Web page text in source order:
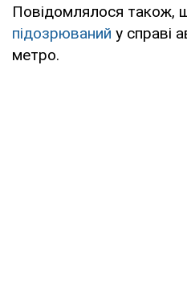
Повідомлялося також,
підозрюваний у справі
метро.